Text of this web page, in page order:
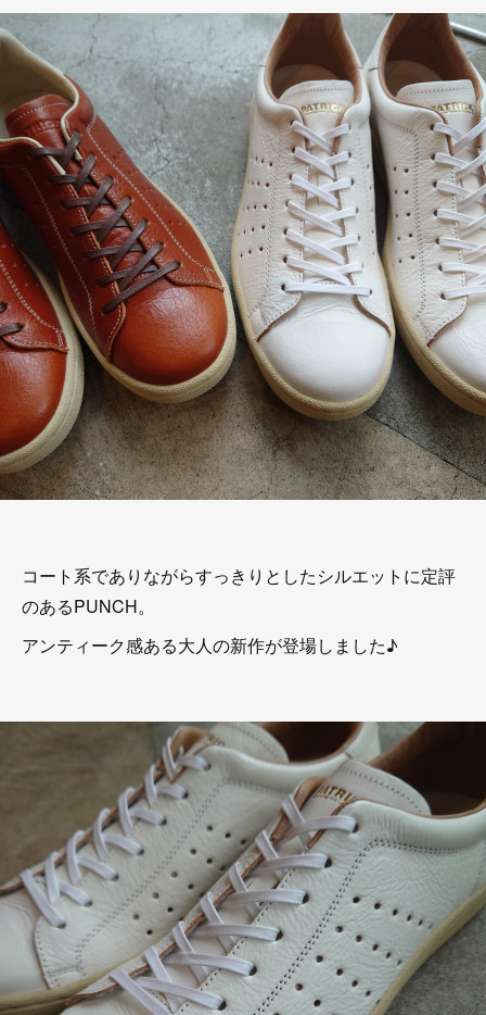
コート系でありながらすっきりとしたシルエットに定評
のあるPUNCH。
アンティーク感ある大人の新作が登場しました♪